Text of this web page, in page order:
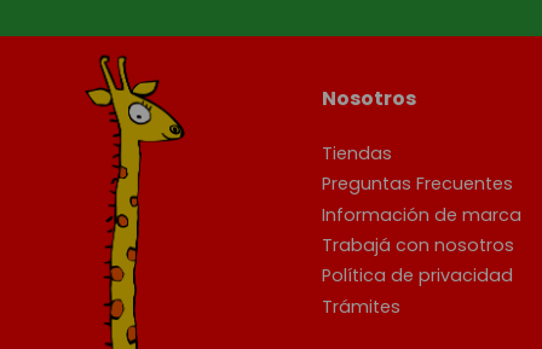
Nosotros
Tiendas
Preguntas Frecuentes
Información de marca
Trabajá con nosotros
Política de privacidad
Trámites